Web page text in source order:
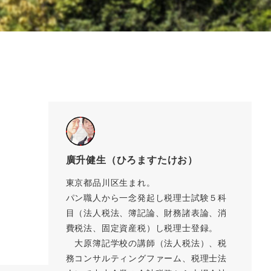
廣升健生（ひろますたけお）
東京都品川区生まれ。
パン職人から一念発起し税理士試験５科
目（法人税法、簿記論、財務諸表論、消
費税法、固定資産税）し税理士登録。
大原簿記学校の講師（法人税法）、税
務コンサルティングファーム、税理士法